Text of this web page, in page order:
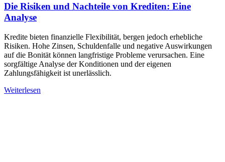
Die Risiken und Nachteile von Krediten: Eine
Analyse
Kredite bieten finanzielle Flexibilität, bergen jedoch erhebliche
Risiken. Hohe Zinsen, Schuldenfalle und negative Auswirkungen
auf die Bonität können langfristige Probleme verursachen. Eine
sorgfältige Analyse der Konditionen und der eigenen
Zahlungsfähigkeit ist unerlässlich.
Weiterlesen